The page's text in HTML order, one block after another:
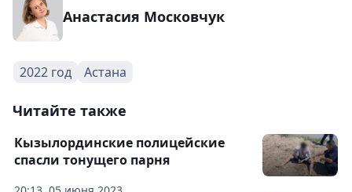
Анастасия Московчук
2022 год Астана
Читайте также
Кызылординские полицейские
спасли тонущего парня